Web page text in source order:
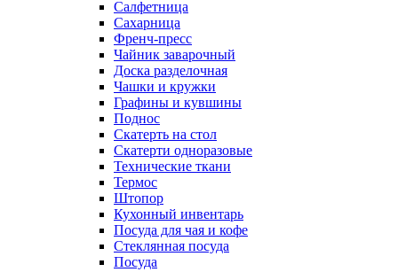
Салфетница
Сахарница
Френч-пресс
Чайник заварочный
Доска разделочная
Чашки и кружки
Графины и кувшины
Поднос
Скатерть на стол
Скатерти одноразовые
Технические ткани
Термос
Штопор
Кухонный инвентарь
Посуда для чая и кофе
Стеклянная посуда
Посуда